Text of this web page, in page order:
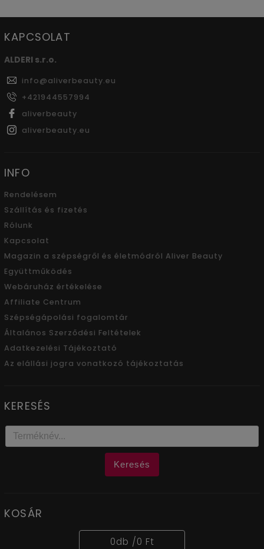
KAPCSOLAT
ALDERI s.r.o.
info@aliverbeauty.eu
+421944557994
aliverbeauty
aliverbeauty.eu
INFO
Rendelésem
Szállítás és fizetés
Rólunk
Kapcsolat
Magazin a szépségről és életmódról Aliver Beauty
Együttműködés
Webáruház értékelése
Affiliate Centrum
Szépségápolási fogalomtár
Általános Szerződési Feltételek
Adatkezelési Tájékoztató
Az elállási jogra vonatkozó tájékoztatás
KERESÉS
Keresés
KOSÁR
0db /0 Ft